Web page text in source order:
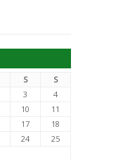
S
S
3
4
10
11
17
18
24
25